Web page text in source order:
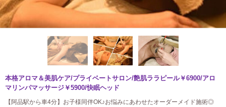
本格アロマ＆美肌ケア/プライベートサロン/艶肌ララピール￥6900/アロ
マリンパマッサージ￥5900/快眠ヘッド
【阿品駅から車4分】お子様同伴OK♪お悩みにあわせたオーダーメイド施術◎